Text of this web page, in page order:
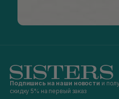
Подпишись на наши новости и
скидку 5% на первый заказ